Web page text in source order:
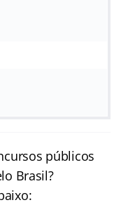
públicos
Brasil?